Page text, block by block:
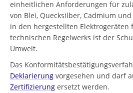
einheitlichen Anforderungen für
von Blei, Quecksilber, Cadmium
in den hergestellten Elektrogeräten
technischen Regelwerks ist der
Umwelt.
Das
Deklarierung vorgesehen und darf
Zertifizierung ersetzt werden.